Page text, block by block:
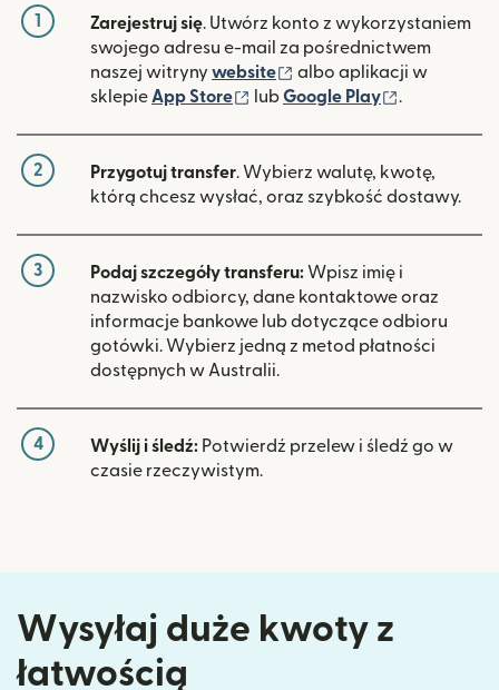
1 Zarejestruj się. Utwórz konto z wykorzystaniem
swojego adresu e-mail za pośrednictwem
naszej witryny website (otwiera się w nowym
albo aplikacji w
sklepie App Store (otwiera się w nowym oknie)
lubGoogle Play .
2 Przygotuj transfer. Wybierz walutę, kwotę,
którą chcesz wysłać, oraz szybkość dostawy.
3 Podaj szczegóły transferu: Wpisz imię i
nazwisko odbiorcy, dane kontaktowe oraz
informacje bankowe lub dotyczące odbioru
gotówki. Wybierz jedną z metod płatności
dostępnych w Australii.
4 Wyślij i śledź: Potwierdź przelew i śledź go w
czasie rzeczywistym.
Wysyłaj duże kwoty z
łatwością